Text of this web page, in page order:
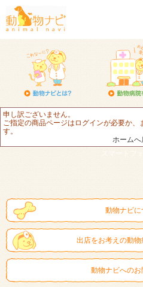
申し訳ございません。
ご指定の商品ページはログインが必要か
す。
ホームへ
スマートフ
動物ナビに
出店をお考えの動物
動物ナビへの